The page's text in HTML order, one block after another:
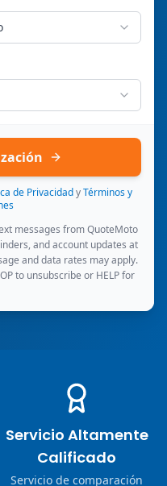
de Privacidad y Términos y
messages from QuoteMoto
and account updates at
and data rates may apply.
to unsubscribe or HELP for
Servicio Altamente
Calificado
Servicio de comparación